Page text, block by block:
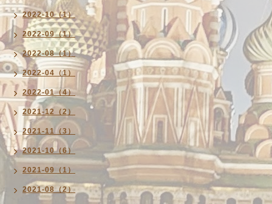
2022-10（1）
2022-09（1）
2022-08（1）
2022-04（1）
2022-01（4）
2021-12（2）
2021-11（3）
2021-10（6）
2021-09（1）
2021-08（2）